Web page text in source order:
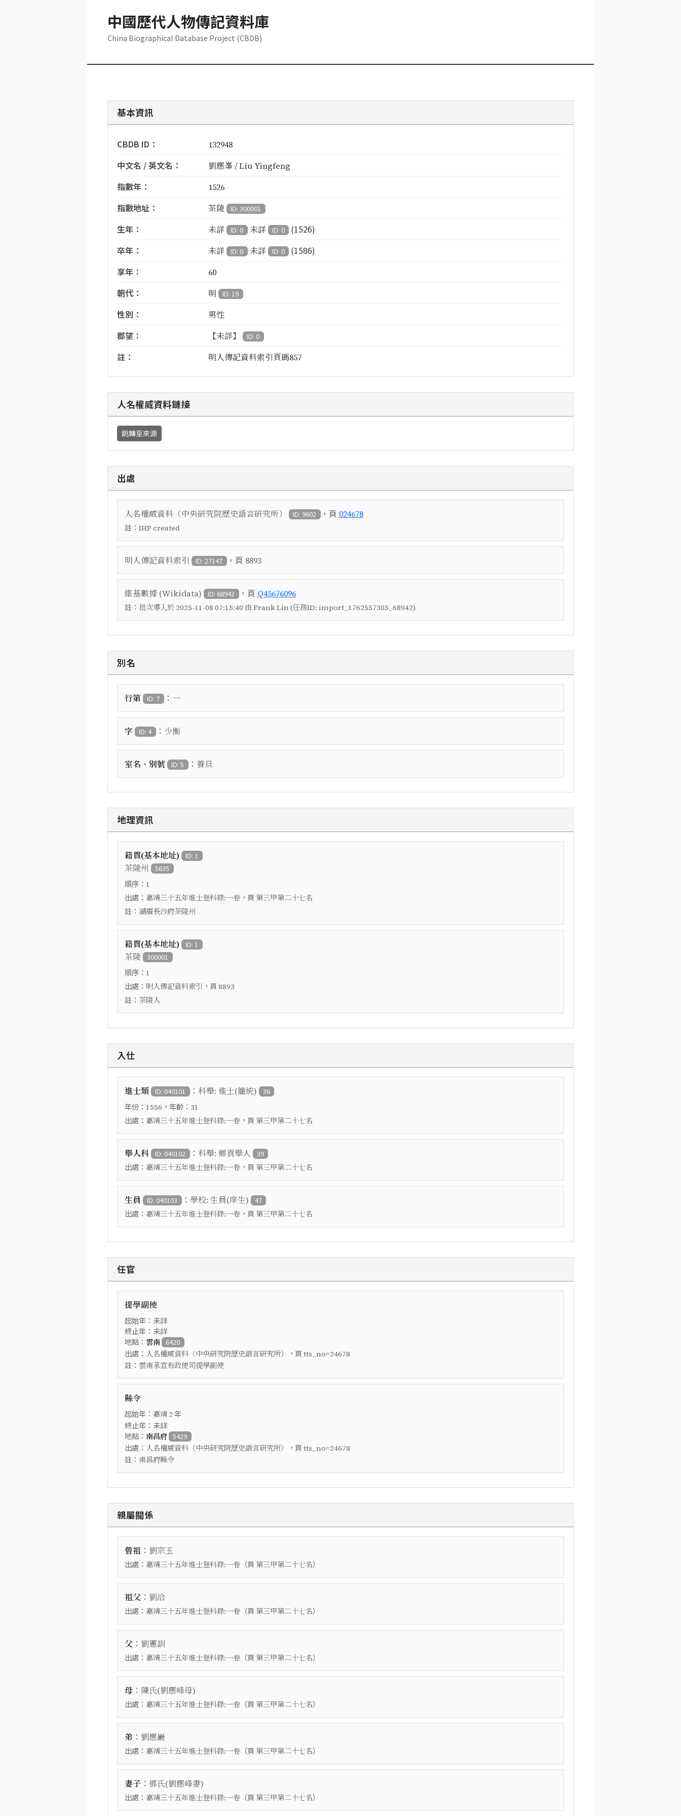
中國歷代人物傳記資料庫
China Biographical Database Project (CBDB)
基本資訊
CBDB ID： 132948
中文名 / 英文名： 劉應峯 / Liu Yingfeng
指數年： 1526
指數地址： 茶陵 ID: 300001
生年： 未詳 ID: 0 未詳 ID: 0
(1526)
卒年：
未詳 ID: 0 未詳 ID: 0
(1586)
享年：
60
朝代： 明 ID: 19
性別： 男性
郡望： 【未詳】 ID: 0
註： 明人傳記資料索引頁碼857
人名權威資料鏈接
跳轉至來源
出處
人名權威資料（中央研究院歷史語言研究所） ID: 9602 ，頁 024678
註： IHP created
明人傳記資料索引 ID: 27147 ，頁 8893
維基數據 (Wikidata) ID: 68942 ，頁 Q45676096
註： 批次導入於 2025-11-08 07:15:40 由 Frank Lin (任務ID: import_1762557305_68942)
別名
行第 ID: 7 ： 一
字 ID: 4 ： 少衡
室名、別號 ID: 5 ： 養旦
地理資訊
籍貫(基本地址) ID: 1
茶陵州 5635
順序： 1
出處： 嘉靖三十五年進士登科錄:一卷 ，頁 第三甲第二十七名
註： 湖廣長沙府茶陵州
籍貫(基本地址) ID: 1
茶陵 300001
順序： 1
出處： 明人傳記資料索引 ，頁 8893
註： 茶陵人
入仕
進士類 ID: 040101 ： 科舉: 進士(籠統) 36
年份： 1556 ，年齡： 31
出處： 嘉靖三十五年進士登科錄:一卷 ，頁 第三甲第二十七名
舉人科 ID: 040102 ： 科舉: 鄉貢舉人 39
出處： 嘉靖三十五年進士登科錄:一卷 ，頁 第三甲第二十七名
生員 ID: 040103 ： 學校: 生員(庠生) 47
出處： 嘉靖三十五年進士登科錄:一卷 ，頁 第三甲第二十七名
任官
提學副使
起始年：未詳
終止年：未詳
地點： 雲南 6420
出處： 人名權威資料（中央研究院歷史語言研究所） ，頁 tts_no=24678
註： 雲南承宣布政使司提學副使
縣令
起始年： 嘉靖 2 年
終止年：未詳
地點： 南昌府 5429
出處： 人名權威資料（中央研究院歷史語言研究所） ，頁 tts_no=24678
註： 南昌府縣令
親屬關係
曾祖 ： 劉宗玉
出處： 嘉靖三十五年進士登科錄:一卷 （頁 第三甲第二十七名）
祖父 ： 劉洽
出處： 嘉靖三十五年進士登科錄:一卷 （頁 第三甲第二十七名）
父 ： 劉憲訓
出處： 嘉靖三十五年進士登科錄:一卷 （頁 第三甲第二十七名）
母 ： 陳氏(劉應峰母)
出處： 嘉靖三十五年進士登科錄:一卷 （頁 第三甲第二十七名）
弟 ： 劉應巖
出處： 嘉靖三十五年進士登科錄:一卷 （頁 第三甲第二十七名）
妻子 ： 鄧氏(劉應峰妻)
出處： 嘉靖三十五年進士登科錄:一卷 （頁 第三甲第二十七名）